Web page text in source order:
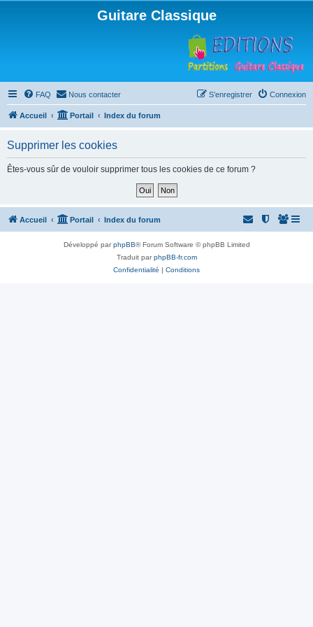
Guitare Classique
FAQ Nous contacter Connexion
S’enregistrer
Accueil Portail Index du forum
Supprimer les cookies
Êtes-vous sûr de vouloir supprimer tous les cookies de ce forum ?
Accueil Portail Index du forum
Développé parphpBB® Forum Software © phpBB Limited
Traduit parphpBB-fr.com
Confidentialité | Conditions